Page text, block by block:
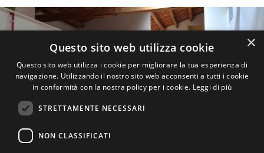
×
Questo sito web utilizza cookie
Questo sito web utilizza i cookie per migliorare la tua esperienza di
navigazione. Utilizzando il nostro sito web acconsenti a tutti i cookie
in conformità con la nostra policy per i cookie. Leggi di più
STRETTAMENTE NECESSARI
NON CLASSIFICATI